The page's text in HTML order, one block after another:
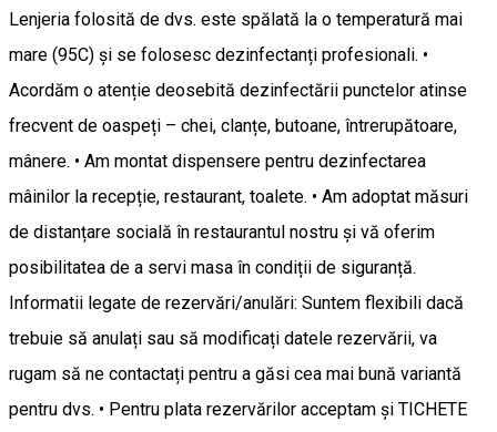
Lenjeria folosită de dvs. este spălată la o temperatură mai
mare (95C) și se folosesc dezinfectanți profesionali. •
Acordăm o atenție deosebită dezinfectării punctelor atinse
frecvent de oaspeți – chei, clanțe, butoane, întrerupătoare,
mânere. • Am montat dispensere pentru dezinfectarea
mâinilor la recepție, restaurant, toalete. • Am adoptat măsuri
de distanțare socială în restaurantul nostru și vă oferim
posibilitatea de a servi masa în condiții de siguranță.
Informatii legate de rezervări/anulări: Suntem flexibili dacă
trebuie să anulați sau să modificați datele rezervării, va
rugam să ne contactați pentru a găsi cea mai bună variantă
pentru dvs. • Pentru plata rezervărilor acceptam și TICHETE